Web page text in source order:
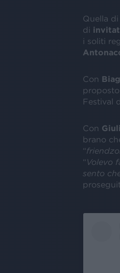
Quella
di
i soliti
Con
Festival
Con
brano
“
“Volevo
sento